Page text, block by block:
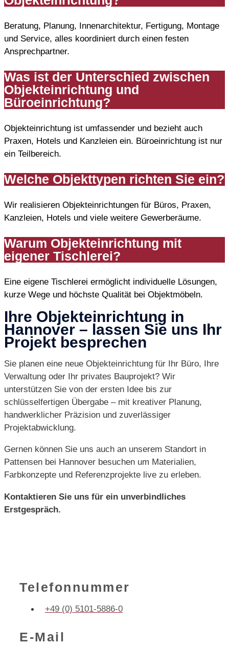
Beratung, Planung, Innenarchitektur, Fertigung, Montage
und Service, alles koordiniert durch einen festen
Ansprechpartner.
Was ist der Unterschied zwischen
Objekteinrichtung und
Büroeinrichtung?
Objekteinrichtung ist umfassender und bezieht auch
Praxen, Hotels und Kanzleien ein. Büroeinrichtung ist nur
ein Teilbereich.
Welche Objekttypen richten Sie ein?
Wir realisieren Objekteinrichtungen für Büros, Praxen,
Kanzleien, Hotels und viele weitere Gewerberäume.
Warum Objekteinrichtung mit
eigener Tischlerei?
Eine eigene Tischlerei ermöglicht individuelle Lösungen,
kurze Wege und höchste Qualität bei Objektmöbeln.
Ihre Objekteinrichtung in
Hannover – lassen Sie uns Ihr
Projekt besprechen
Sie planen eine neue Objekteinrichtung für Ihr Büro, Ihre
Verwaltung oder Ihr privates Bauprojekt? Wir
unterstützen Sie von der ersten Idee bis zur
schlüsselfertigen Übergabe – mit kreativer Planung,
handwerklicher Präzision und zuverlässiger
Projektabwicklung.
Gernen können Sie uns auch an unserem Standort in
Pattensen bei Hannover besuchen um Materialien,
Farbkonzepte und Referenzprojekte live zu erleben.
Kontaktieren Sie uns für ein unverbindliches
Erstgespräch.
Telefonnummer
+49 (0) 5101-5886-0
E-Mail